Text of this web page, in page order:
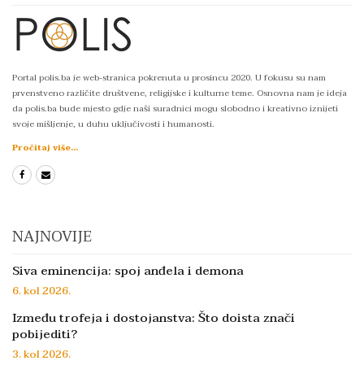
Portal polis.ba je web-stranica pokrenuta u prosincu 2020. U fokusu su nam
prvenstveno različite društvene, religijske i kulturne teme. Osnovna nam je ideja
da polis.ba bude mjesto gdje naši suradnici mogu slobodno i kreativno iznijeti
svoje mišljenje, u duhu uključivosti i humanosti.
Pročitaj više...
NAJNOVIJE
Siva eminencija: spoj anđela i demona
6. kol 2026.
Između trofeja i dostojanstva: Što doista znači
pobijediti?
3. kol 2026.